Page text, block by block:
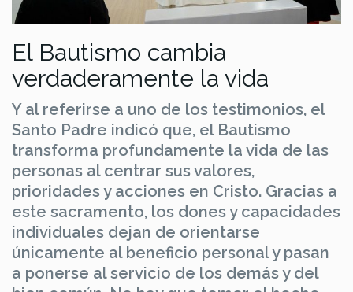
El Bautismo cambia
verdaderamente la vida
Y al referirse a uno de los testimonios, el
Santo Padre indicó que, el Bautismo
transforma profundamente la vida de las
personas al centrar sus valores,
prioridades y acciones en Cristo. Gracias a
este sacramento, los dones y capacidades
individuales dejan de orientarse
únicamente al beneficio personal y pasan
a ponerse al servicio de los demás y del